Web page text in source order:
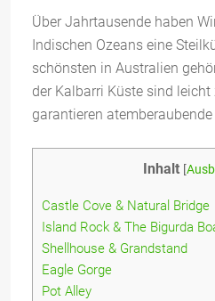
Über Jahrtausende haben
Indischen Ozeans eine
schönsten in Australien
der Kalbarri Küste sind
garantieren
Inhalt [
Castle Cove & Natural Bridge
Island Rock & The Bigurda
Shellhouse & Grandstand
Eagle Gorge
Pot Alley